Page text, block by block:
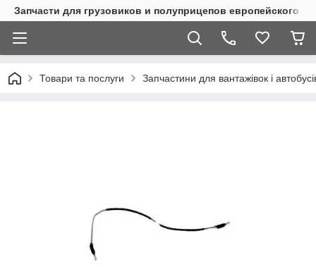
Запчасти для грузовиков и полуприцепов европейского
Товари та послуги Запчастини для вантажівок і